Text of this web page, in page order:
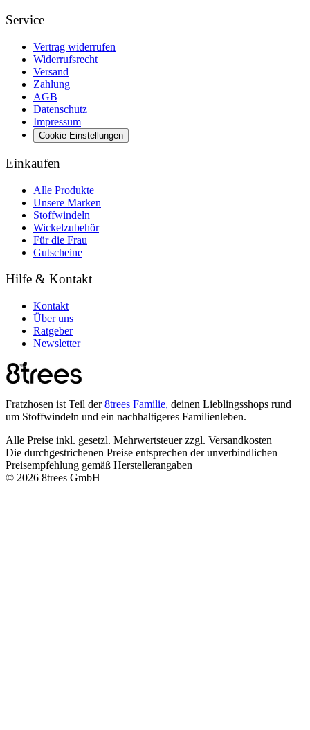
Service
Vertrag widerrufen
Widerrufsrecht
Versand
Zahlung
AGB
Datenschutz
Impressum
Cookie Einstellungen
Einkaufen
Alle Produkte
Unsere Marken
Stoffwindeln
Wickelzubehör
Für die Frau
Gutscheine
Hilfe & Kontakt
Kontakt
Über uns
Ratgeber
Newsletter
Fratzhosen ist Teil der8trees Familie, deinen Lieblingsshops rund
um Stoffwindeln und ein nachhaltigeres Familienleben.
Alle Preise inkl. gesetzl. Mehrwertsteuer zzgl. Versandkosten
Die durchgestrichenen Preise entsprechen der unverbindlichen
Preisempfehlung gemäß Herstellerangaben
© 2026 8trees GmbH